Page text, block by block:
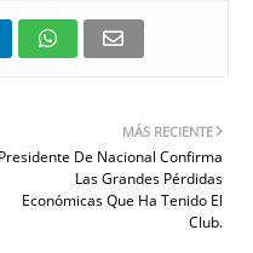
MÁS RECIENTE
Presidente De Nacional Confirma
Las Grandes Pérdidas
Económicas Que Ha Tenido El
Club.